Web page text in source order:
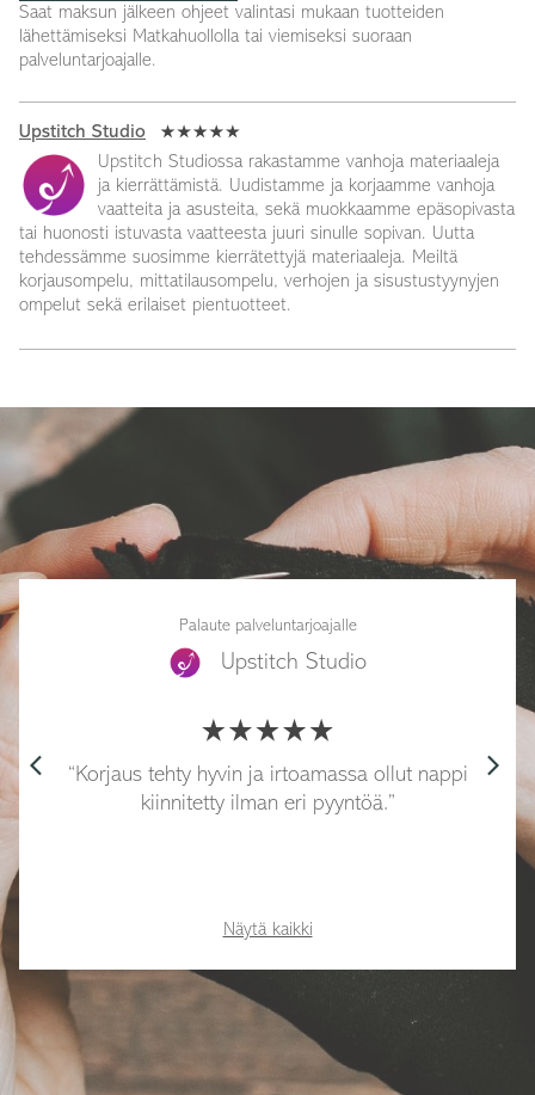
Saat maksun jälkeen ohjeet valintasi mukaan tuotteiden
lähettämiseksi Matkahuollolla tai viemiseksi suoraan
palveluntarjoajalle.
Upstitch Studio
Upstitch Studiossa rakastamme vanhoja materiaaleja
ja kierrättämistä. Uudistamme ja korjaamme vanhoja
vaatteita ja asusteita, sekä muokkaamme epäsopivasta
tai huonosti istuvasta vaatteesta juuri sinulle sopivan. Uutta
tehdessämme suosimme kierrätettyjä materiaaleja. Meiltä
korjausompelu, mittatilausompelu, verhojen ja sisustustyynyjen
ompelut sekä erilaiset pientuotteet.
arrow_back_ios
Palaute palveluntarjoajalle
Upstitch Studio
Korjaus tehty hyvin ja irtoamassa ollut nappi
kiinnitetty ilman eri pyyntöä.
arrow_forward_ios
Näytä kaikki